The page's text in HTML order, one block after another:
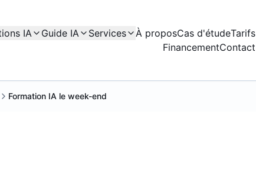
IA Guide IA Services À proposCas d'étudeTarifs
FinancementContact
Formation IA le week-end